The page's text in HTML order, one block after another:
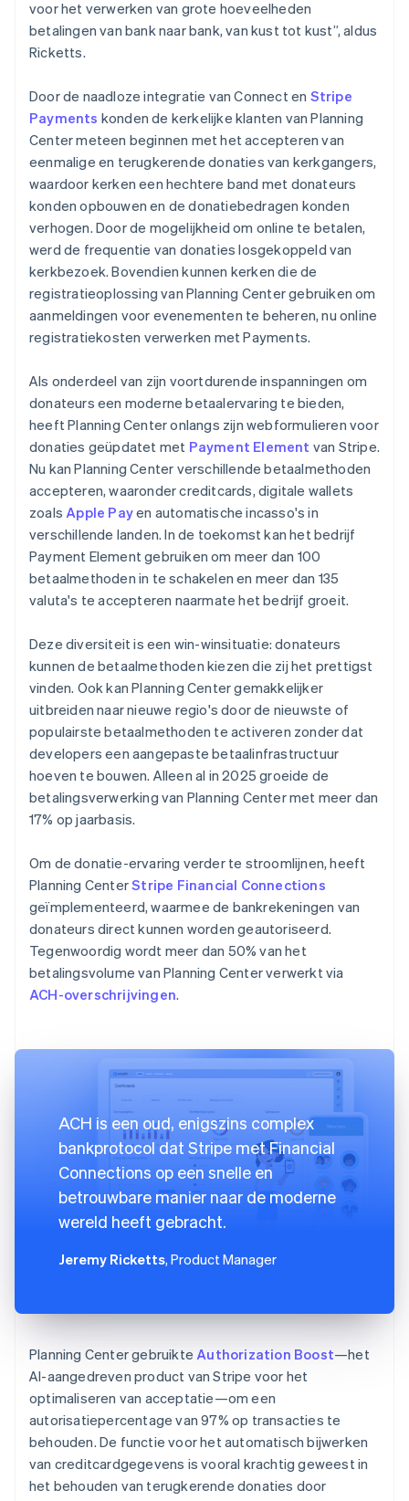
voor het verwerken van grote hoeveelheden
betalingen van bank naar bank, van kust tot kust”, aldus
Ricketts.
Door de naadloze integratie van Connect en Stripe
Payments konden de kerkelijke klanten van Planning
Center meteen beginnen met het accepteren van
eenmalige en terugkerende donaties van kerkgangers,
waardoor kerken een hechtere band met donateurs
konden opbouwen en de donatiebedragen konden
verhogen. Door de mogelijkheid om online te betalen,
werd de frequentie van donaties losgekoppeld van
kerkbezoek. Bovendien kunnen kerken die de
registratieoplossing van Planning Center gebruiken om
aanmeldingen voor evenementen te beheren, nu online
registratiekosten verwerken met Payments.
Als onderdeel van zijn voortdurende inspanningen om
donateurs een moderne betaalervaring te bieden,
heeft Planning Center onlangs zijn webformulieren voor
donaties geüpdatet met Payment Element van Stripe.
Nu kan Planning Center verschillende betaalmethoden
accepteren, waaronder creditcards, digitale wallets
zoals Apple Payen automatische incasso's in
verschillende landen. In de toekomst kan het bedrijf
Payment Element gebruiken om meer dan 100
betaalmethoden in te schakelen en meer dan 135
valuta's te accepteren naarmate het bedrijf groeit.
Deze diversiteit is een win-winsituatie: donateurs
kunnen de betaalmethoden kiezen die zij het prettigst
vinden. Ook kan Planning Center gemakkelijker
uitbreiden naar nieuwe regio's door de nieuwste of
populairste betaalmethoden te activeren zonder dat
developers een aangepaste betaalinfrastructuur
hoeven te bouwen. Alleen al in 2025 groeide de
betalingsverwerking van Planning Center met meer dan
17% op jaarbasis.
Om de donatie-ervaring verder te stroomlijnen, heeft
Planning CenterStripe Financial Connections
geïmplementeerd, waarmee de bankrekeningen van
donateurs direct kunnen worden geautoriseerd.
Tegenwoordig wordt meer dan 50% van het
betalingsvolume van Planning Center verwerkt via
ACH-overschrijvingen.
ACH is een oud, enigszins complex
bankprotocol dat Stripe met Financial
Connections op een snelle en
betrouwbare manier naar de moderne
wereld heeft gebracht.
Jeremy Ricketts, Product Manager
Planning Center gebruikte Authorization Boost—het
AI-aangedreven product van Stripe voor het
optimaliseren van acceptatie—om een
autorisatiepercentage van 97% op transacties te
behouden. De functie voor het automatisch bijwerken
van creditcardgegevens is vooral krachtig geweest in
het behouden van terugkerende donaties door